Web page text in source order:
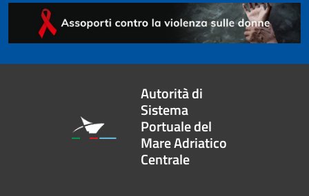
Autorità di
Sistema
Portuale del
Mare Adriatico
Centrale